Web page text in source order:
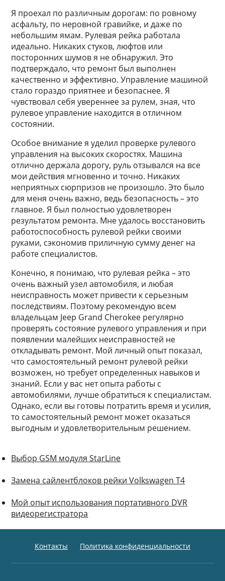
Я проехал по различным дорогам: по ровному
асфальту, по неровной гравийке, и даже по
небольшим ямам. Рулевая рейка работала
идеально. Никаких стуков, люфтов или
посторонних шумов я не обнаружил. Это
подтверждало, что ремонт был выполнен
качественно и эффективно. Управление машиной
стало гораздо приятнее и безопаснее. Я
чувствовал себя увереннее за рулем, зная, что
рулевое управление находится в отличном
состоянии.
Особое внимание я уделил проверке рулевого
управления на высоких скоростях. Машина
отлично держала дорогу, руль отзывался на все
мои действия мгновенно и точно. Никаких
неприятных сюрпризов не произошло. Это было
для меня очень важно, ведь безопасность – это
главное. Я был полностью удовлетворен
результатом ремонта. Мне удалось восстановить
работоспособность рулевой рейки своими
руками, сэкономив приличную сумму денег на
работе специалистов.
Конечно, я понимаю, что рулевая рейка – это
очень важный узел автомобиля, и любая
неисправность может привести к серьезным
последствиям. Поэтому рекомендую всем
владельцам Jeep Grand Cherokee регулярно
проверять состояние рулевого управления и при
появлении малейших неисправностей не
откладывать ремонт. Мой личный опыт показал,
что самостоятельный ремонт рулевой рейки
возможен, но требует определенных навыков и
знаний. Если у вас нет опыта работы с
автомобилями, лучше обратиться к специалистам.
Однако, если вы готовы потратить время и усилия,
то самостоятельный ремонт может оказаться
выгодным и удовлетворительным решением.
Выбор GSM модуля StarLine
Замена сайлентблоков рейки Volkswagen T4
Мой опыт использования портативного DVR
видеорегистратора
Контакты Политика конфиденциальности